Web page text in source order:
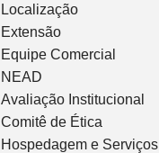
Localização
Extensão
Equipe Comercial
NEAD
Avaliação Institucional
Comitê de Ética
Hospedagem e Serviços